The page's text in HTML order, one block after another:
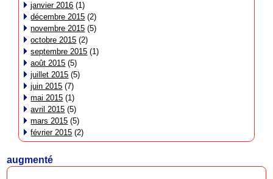
janvier 2016 (1)
décembre 2015 (2)
novembre 2015 (5)
octobre 2015 (2)
septembre 2015 (1)
août 2015 (5)
juillet 2015 (5)
juin 2015 (7)
mai 2015 (1)
avril 2015 (5)
mars 2015 (5)
février 2015 (2)
augmenté